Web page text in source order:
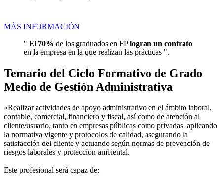
MÁS INFORMACIÓN
" El 70% de los graduados en FPlogran un contrato
en la empresa en la que realizan las prácticas ".
Temario del Ciclo Formativo de Grado
Medio de Gestión Administrativa
«Realizar actividades de apoyo administrativo en el ámbito laboral,
contable, comercial, financiero y fiscal, así como de atención al
cliente/usuario, tanto en empresas públicas como privadas, aplicando
la normativa vigente y protocolos de calidad, asegurando la
satisfacción del cliente y actuando según normas de prevención de
riesgos laborales y protección ambiental.
Este profesional será capaz de: